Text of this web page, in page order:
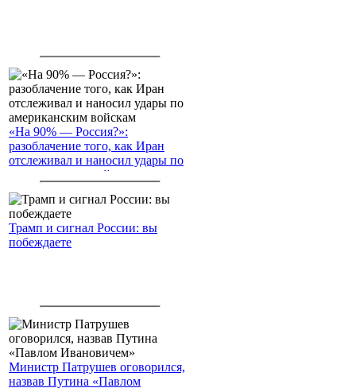
«На 90% — Россия?»:
разоблачение того, как Иран
отслеживал и наносил удары по
американским войскам
Трамп и сигнал России: вы
побеждаете
Министр Патрушев оговорился,
назвав Путина «Павлом